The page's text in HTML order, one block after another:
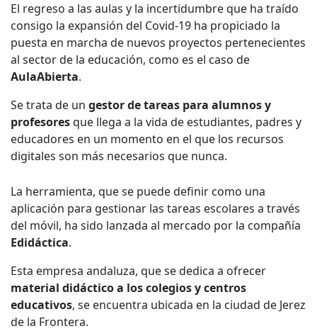
El regreso a las aulas y la incertidumbre que ha traído
consigo la expansión del Covid-19 ha propiciado la
puesta en marcha de nuevos proyectos pertenecientes
al sector de la educación, como es el caso de
AulaAbierta.
Se trata de un gestor de tareas para alumnos y
profesoresque llega a la vida de estudiantes, padres y
educadores en un momento en el que los recursos
digitales son más necesarios que nunca.
La herramienta, que se puede definir como una
aplicación para gestionar las tareas escolares a través
del móvil, ha sido lanzada al mercado por la compañía
Edidáctica.
Esta empresa andaluza, que se dedica a ofrecer
material didáctico a los colegios y centros
educativos, se encuentra ubicada en la ciudad de Jerez
de la Frontera.